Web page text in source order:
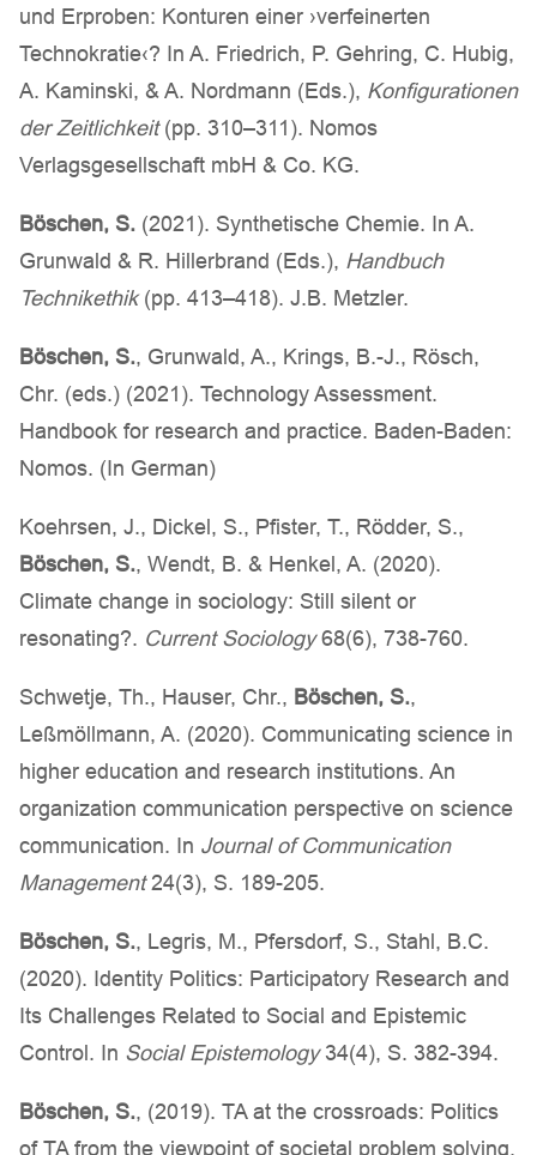
und Erproben: Konturen einer ›verfeinerten
Technokratie‹? In A. Friedrich, P. Gehring, C. Hubig,
A. Kaminski, & A. Nordmann (Eds.), Konfigurationen
der Zeitlichkeit(pp. 310–311). Nomos
Verlagsgesellschaft mbH & Co. KG.
Böschen, S. (2021). Synthetische Chemie. In A.
Grunwald & R. Hillerbrand (Eds.), Handbuch
Technikethik(pp. 413–418). J.B. Metzler.
Böschen, S., Grunwald, A., Krings, B.-J., Rösch,
Chr. (eds.) (2021). Technology Assessment.
Handbook for research and practice. Baden-Baden:
Nomos. (In German)
Koehrsen, J., Dickel, S., Pfister, T., Rödder, S.,
Böschen, S., Wendt, B. & Henkel, A. (2020).
Climate change in sociology: Still silent or
resonating?. Current Sociology68(6), 738-760.
Schwetje, Th., Hauser, Chr., Böschen, S.,
Leßmöllmann, A. (2020). Communicating science in
higher education and research institutions. An
organization communication perspective on science
communication. In Journal of Communication
Management24(3), S. 189-205.
Böschen, S., Legris, M., Pfersdorf, S., Stahl, B.C.
(2020). Identity Politics: Participatory Research and
Its Challenges Related to Social and Epistemic
Control. In Social Epistemology34(4), S. 382-394.
Böschen, S., (2019). TA at the crossroads: Politics
of TA from the viewpoint of societal problem solving.